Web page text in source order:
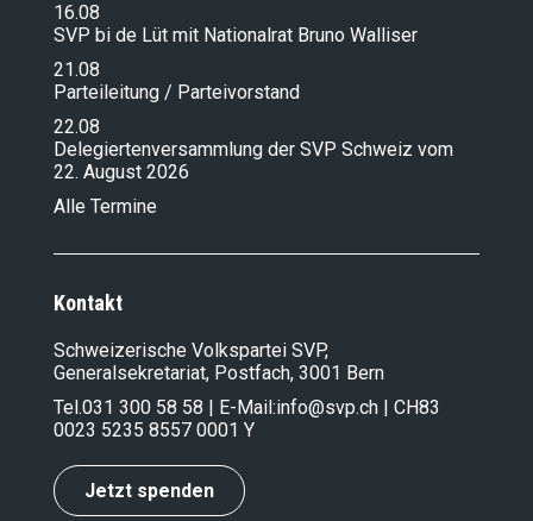
16.08
SVP bi de Lüt mit Nationalrat Bruno Walliser
21.08
Parteileitung / Parteivorstand
22.08
Delegiertenversammlung der SVP Schweiz vom
22. August 2026
Alle Termine
Kontakt
Schweizerische Volkspartei SVP,
Generalsekretariat, Postfach, 3001 Bern
Tel.031 300 58 58 | E-Mail:info@svp.ch | CH83
0023 5235 8557 0001 Y
Jetzt spenden